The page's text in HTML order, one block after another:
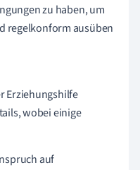
zu haben, um
regelkonform ausüben
Erziehungshilfe
wobei einige
auf